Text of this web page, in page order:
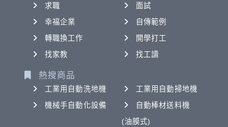
求職
面試
幸福企業
自傳範例
轉職換工作
開學打工
找家教
找工讀
熱搜商品
工業用自動洗地機
工業用自動掃地機
機械手自動化設備
自動棒材送料機
(油膜式)